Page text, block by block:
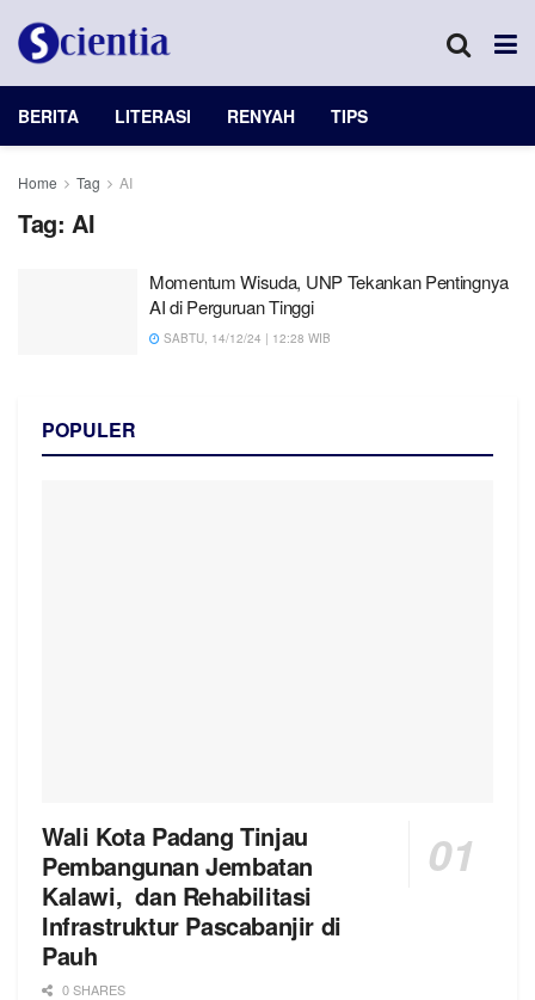
BERITA LITERASI RENYAH TIPS
Home Tag AI
Tag: AI
Momentum Wisuda, UNP Tekankan Pentingnya
AI di Perguruan Tinggi
SABTU, 14/12/24 | 12:28 WIB
POPULER
Wali Kota Padang Tinjau
Pembangunan Jembatan
Kalawi, dan Rehabilitasi
Infrastruktur Pascabanjir di
Pauh
0 SHARES